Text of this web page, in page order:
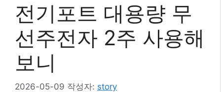
전기포트 대용량 무
선주전자 2주 사용해
보니
2026-05-09 작성자: story